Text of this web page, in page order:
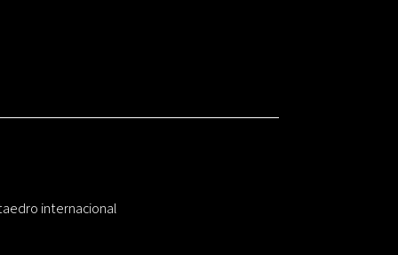
internacional